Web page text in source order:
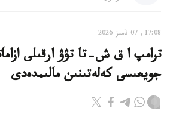
17:08, 07 تامىز 2026
ترامپ ا ق ش-تا تۋۋ ارقىلى
جويعىسى كەلەتىنىن مالىمدەدى